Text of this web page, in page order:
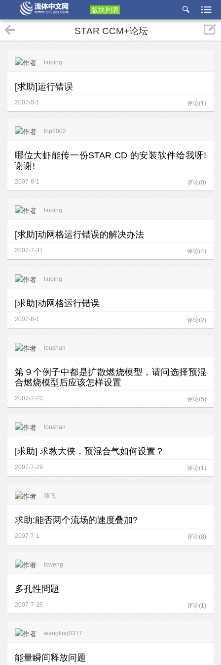
版块列表
etu
p
STAR CCM+论坛
liuqing
[求助]运行错误
2007-8-1 评论(1)
lhp2002
哪位大虾能传一份STAR CD 的安装软件给我呀!
谢谢!
2007-8-1 评论(0)
liuqing
[求助]动网格运行错误的解决办法
2007-7-31 评论(4)
liuqing
[求助]动网格运行错误
2007-8-1 评论(2)
loushan
第９个例子中都是扩散燃烧模型，请问选择预混
合燃烧模型后应该怎样设置
2007-7-20 评论(5)
loushan
[求助] 求教大侠，预混合气如何设置？
2007-7-29 评论(1)
筱飞
求助:能否两个流场的速度叠加?
2007-7-1 评论(8)
lcweng
多孔性問題
2007-7-29 评论(1)
wangling0317
能量瞬间释放问题